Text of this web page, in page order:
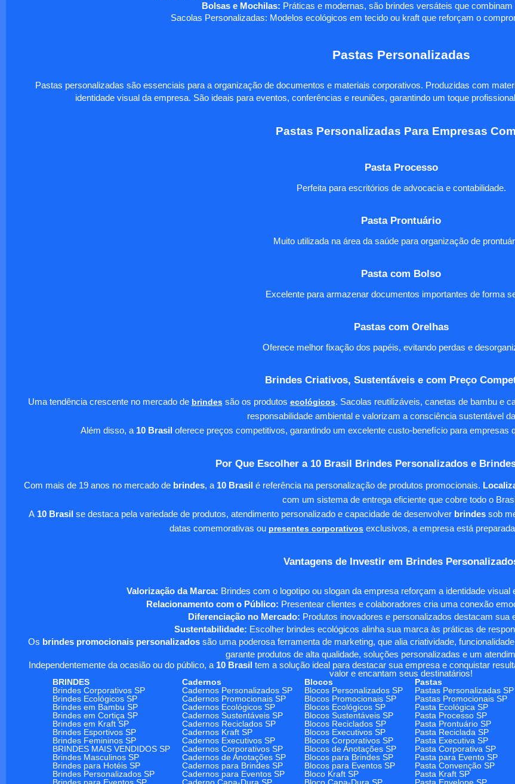
Bolsas e Mochilas: Práticas e modernas, são brindes versáteis que
Sacolas Personalizadas: Modelos ecológicos em tecido ou kraft que reforçam o
Pastas Personalizadas
Pastas personalizadas são essenciais para a organização de documentos e materiais corporativos. Produzidas com
identidade visual da empresa. São ideais para eventos, conferências e reuniões, garantindo um toque
Pastas Personalizadas Para Empresas
Pasta Processo
Perfeita para escritórios de advocacia e contabilidade.
Pasta Prontuário
Muito utilizada na área da saúde para organização de
Pasta com Bolso
Excelente para armazenar documentos importantes de forma
Pastas com Orelhas
Oferece melhor fixação dos papéis, evitando perdas e
Brindes Criativos, Sustentáveis e com Preço
Uma tendência crescente no mercado de brindessão os produtos ecológicos. Sacolas reutilizáveis, canetas de bambu e
responsabilidade ambiental e valorizam a consciência sustentável
Além disso, a 10 Brasil oferece preços competitivos, garantindo um excelente custo-benefício para
Por Que Escolher a 10 Brasil Brindes Personalizados e
Com mais de 19 anos no mercado de brindes, a 10 Brasil é referência na personalização de produtos promocionais.
com um sistema de entrega eficiente que cobre todo o
A10 Brasilse destaca pela variedade de produtos, atendimento personalizado e capacidade de desenvolver brindessob
datas comemorativas ou presentes corporativos exclusivos, a empresa está
Vantagens de Investir em Brindes
Valorização da Marca: Brindes com o logotipo ou slogan da empresa reforçam a identidade
Relacionamento com o Público: Presentear clientes e colaboradores cria uma conexão
Diferenciação no Mercado: Produtos inovadores e personalizados destacam sua
Sustentabilidade: Escolher brindes ecológicos alinha sua marca às práticas de
Os brindes promocionais personalizados são uma poderosa ferramenta de marketing, que alia criatividade,
garante produtos de alta qualidade, soluções personalizadas e um
Independentemente da ocasião ou do público, a 10 Brasil tem a solução ideal para destacar sua empresa e conquistar
valor e encantam seus destinatários!
BRINDES
Cadernos Blocos Pastas
Brindes Corporativos SP
Cadernos Personalizados SP Blocos Personalizados SP Pastas Personalizadas SP
Brindes Ecológicos SP
Cadernos Promocionais SP Blocos Promocionais SP Pastas Promocionais SP
Brindes em Bambu SP
Cadernos Ecológicos SP Blocos Ecológicos SP Pasta Ecológica SP
Brindes em Cortiça SP
Cadernos Sustentáveis SP Blocos Sustentáveis SP Pasta Processo SP
Brindes em Kraft SP
Cadernos Reciclados SP Blocos Reciclados SP Pasta Prontuário SP
Brindes Esportivos SP
Cadernos Kraft SP Blocos Executivos SP Pasta Reciclada SP
Brindes Femininos SP
Cadernos Executivos SP Blocos Corporativos SP Pasta Executiva SP
BRINDES MAIS VENDIDOS SP
Cadernos Corporativos SP Blocos de Anotações SP Pasta Corporativa SP
Brindes Masculinos SP
Cadernos de Anotações SP Blocos para Brindes SP Pasta para Evento SP
Brindes para Hotéis SP
Cadernos para Brindes SP Blocos para Eventos SP Pasta Convenção SP
Brindes Personalizados SP
Cadernos para Eventos SP Bloco Kraft SP Pasta Kraft SP